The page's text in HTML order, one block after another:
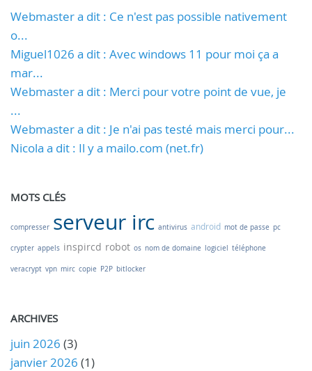
Webmaster a dit : Ce n'est pas possible nativement
o...
Miguel1026 a dit : Avec windows 11 pour moi ça a
mar...
Webmaster a dit : Merci pour votre point de vue, je
...
Webmaster a dit : Je n'ai pas testé mais merci pour...
Nicola a dit : Il y a mailo.com (net.fr)
MOTS CLÉS
compresser serveur irc antivirus android mot de passe pc
crypter appels inspircd robot os nom de domaine logiciel téléphone
veracrypt vpn mirc copie P2P bitlocker
ARCHIVES
juin 2026 (3)
janvier 2026 (1)